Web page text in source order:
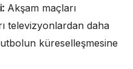
Akşam maçları
televizyonlardan daha
küreselleşmesine